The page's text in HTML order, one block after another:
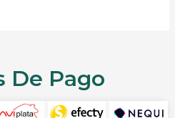
De Pago